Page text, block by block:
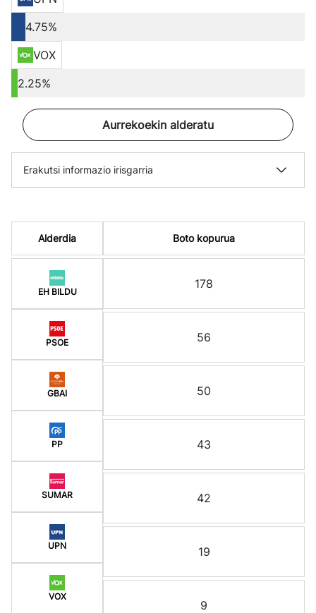
4.75%
VOX
2.25%
Aurrekoekin alderatu
Erakutsi informazio irisgarria
Alderdia
EH BILDU
PSOE
GBAI
PP
SUMAR
UPN
VOX
Boto kopurua
178
56
50
43
42
19
9